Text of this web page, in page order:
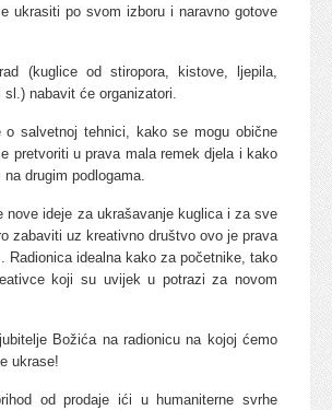
ukrasiti po svom izboru i naravno gotove
(kuglice od stiropora, kistove, ljepila,
sl.) nabavit će organizatori.
o salvetnoj tehnici, kako se mogu obične
pretvoriti u prava mala remek djela i kako
drugim podlogama.
nove ideje za ukrašavanje kuglica i za sve
zabaviti uz kreativno društvo ovo je prava
Radionica idealna kako za početnike, tako
koji su uvijek u potrazi za novom
Božića na radionicu na kojoj ćemo
ukrase!
od prodaje ići u humaniterne svrhe